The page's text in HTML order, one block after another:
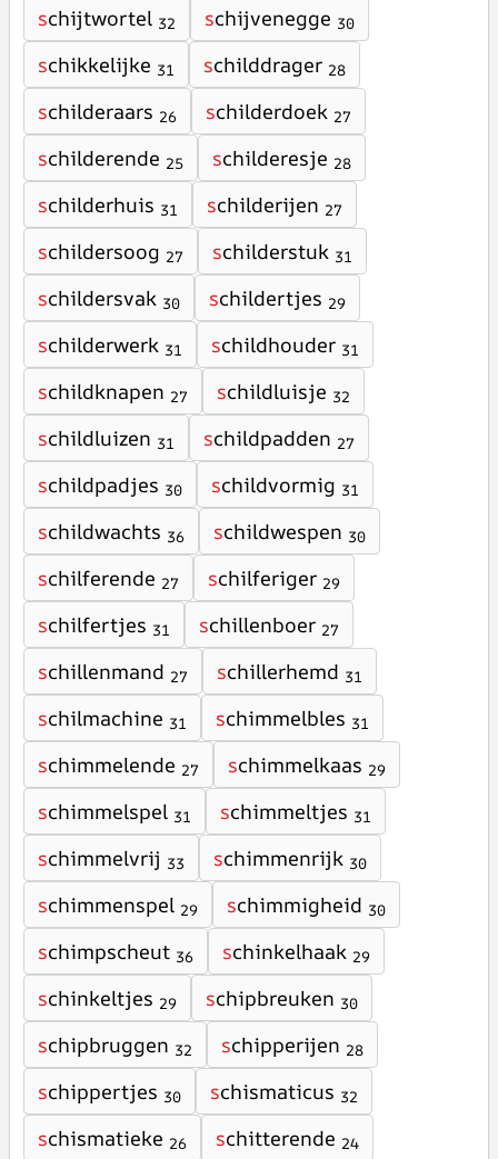
schijtwortel 32 schijvenegge 30
schikkelijke 31 schilddrager 28
schilderaars 26 schilderdoek 27
schilderende 25 schilderesje 28
schilderhuis 31 schilderijen 27
schildersoog 27 schilderstuk 31
schildersvak 30 schildertjes 29
schilderwerk 31 schildhouder 31
schildknapen 27 schildluisje 32
schildluizen 31 schildpadden 27
schildpadjes 30 schildvormig 31
schildwachts 36 schildwespen 30
schilferende 27 schilferiger 29
schilfertjes 31 schillenboer 27
schillenmand 27 schillerhemd 31
schilmachine 31 schimmelbles 31
schimmelende 27 schimmelkaas 29
schimmelspel 31 schimmeltjes 31
schimmelvrij 33 schimmenrijk 30
schimmenspel 29 schimmigheid 30
schimpscheut 36 schinkelhaak 29
schinkeltjes 29 schipbreuken 30
schipbruggen 32 schipperijen 28
schippertjes 30 schismaticus 32
schismatieke 26 schitterende 24